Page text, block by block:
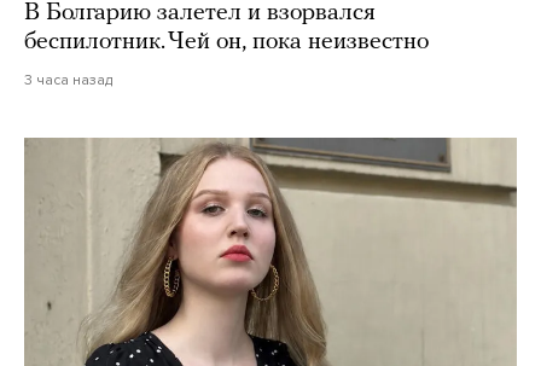
В Болгарию залетел и взорвался
беспилотник. Чей он, пока неизвестно
3 часа назад